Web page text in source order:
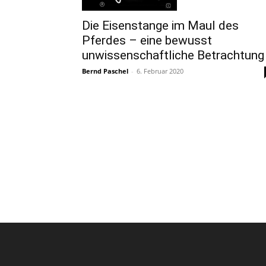
Die Eisenstange im Maul des
Pferdes – eine bewusst
unwissenschaftliche Betrachtung
Bernd Paschel - 6. Februar 2020